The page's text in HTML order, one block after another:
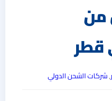
قطر
,شركات الشحن الدولي